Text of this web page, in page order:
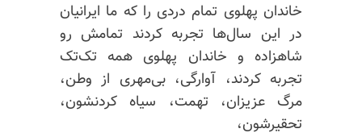
خاندان پهلوی تمام دردی را که ما ایرانیان
در این سال‌ها تجربه کردند تمامش رو
شاهزاده و خاندان پهلوی همه تک‌تک
تجربه کردند، آوارگی، بی‌مهری از وطن،
مرگ عزیزان، تهمت، سیاه کردنشون،
تحقیرشون،